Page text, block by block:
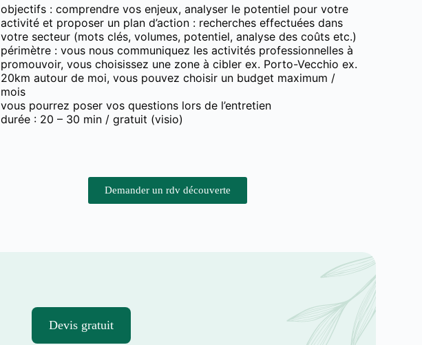
objectifs : comprendre vos enjeux, analyser le potentiel pour votre
activité et proposer un plan d’action : recherches effectuées dans
votre secteur (mots clés, volumes, potentiel, analyse des coûts etc.)
périmètre : vous nous communiquez les activités professionnelles à
promouvoir, vous choisissez une zone à cibler ex. Porto-Vecchio ex.
20km autour de moi, vous pouvez choisir un budget maximum /
mois
vous pourrez poser vos questions lors de l’entretien
durée : 20 – 30 min / gratuit (visio)
Demander un rdv découverte
Devis gratuit